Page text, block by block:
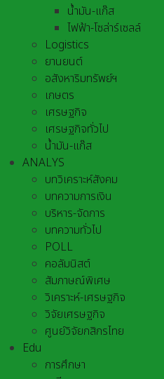
น้ำมัน-แก๊ส
ไฟฟ้า-โซล่าร์เซลล์
Logistics
ยานยนต์
อสังหาริมทรัพย์ฯ
เกษตร
เศรษฐกิจ
เศรษฐกิจทั่วไป
น้ำมัน-แก๊ส
ANALYS
บทวิเคราะห์สังคม
บทความการเงิน
บริหาร-จัดการ
บทความทั่วไป
POLL
คอลัมนิสต์
สัมภาษณ์พิเศษ
วิเคราะห์-เศรษฐกิจ
วิจัยเศรษฐกิจ
ศูนย์วิจัยกสิกรไทย
Edu
การศึกษา